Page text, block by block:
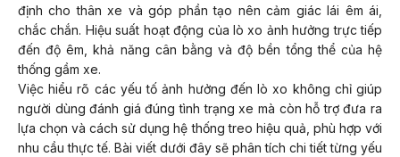
định cho thân xe và góp phần tạo nên cảm giác lái êm ái,
chắc chắn. Hiệu suất hoạt động của lò xo ảnh hưởng trực tiếp
đến độ êm, khả năng cân bằng và độ bền tổng thể của hệ
thống gầm xe.
Việc hiểu rõ các yếu tố ảnh hưởng đến lò xo không chỉ giúp
người dùng đánh giá đúng tình trạng xe mà còn hỗ trợ đưa ra
lựa chọn và cách sử dụng hệ thống treo hiệu quả, phù hợp với
nhu cầu thực tế. Bài viết dưới đây sẽ phân tích chi tiết từng yếu